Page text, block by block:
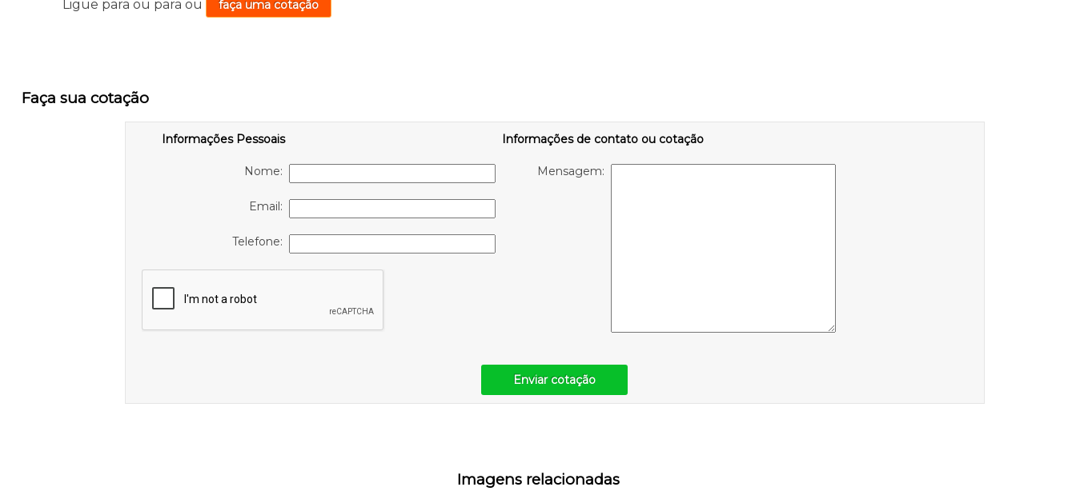
Ligue paraou paraou faça uma cotação
Faça sua cotação
Informações Pessoais
Nome:
Email:
Telefone:
Informações de contato ou cotação
Mensagem:
Enviar cotação
Imagens relacionadas